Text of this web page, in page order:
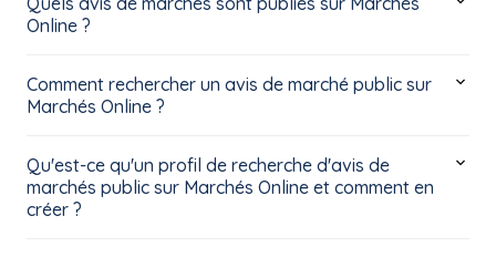
Online ?
Comment rechercher un avis de marché public sur
Marchés Online ?
Qu'est-ce qu'un profil de recherche d'avis de
marchés public sur Marchés Online et comment en
créer ?